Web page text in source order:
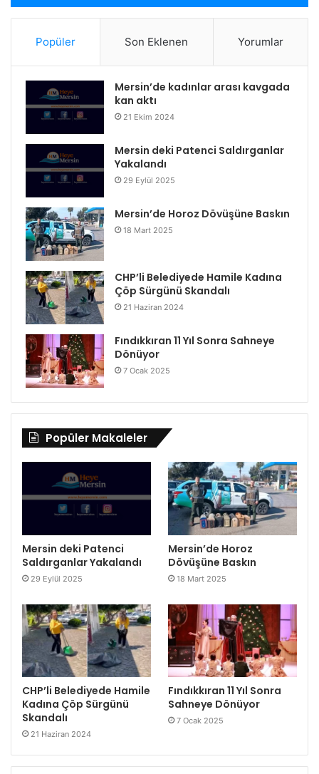
Popüler Son Eklenen Yorumlar
Mersin’de kadınlar arası kavgada
kan aktı
21 Ekim 2024
Mersin deki Patenci Saldırganlar
Yakalandı
29 Eylül 2025
Mersin’de Horoz Dövüşüne Baskın
18 Mart 2025
CHP’li Belediyede Hamile Kadına
Çöp Sürgünü Skandalı
21 Haziran 2024
Fındıkkıran 11 Yıl Sonra Sahneye
Dönüyor
7 Ocak 2025
Popüler Makaleler
Mersin deki Patenci
Saldırganlar Yakalandı
29 Eylül 2025
Mersin’de Horoz
Dövüşüne Baskın
18 Mart 2025
CHP’li Belediyede Hamile
Kadına Çöp Sürgünü
Skandalı
21 Haziran 2024
Fındıkkıran 11 Yıl Sonra
Sahneye Dönüyor
7 Ocak 2025